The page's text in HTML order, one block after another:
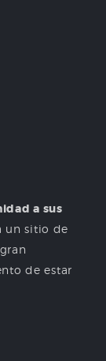
a sus
un sitio de
de estar